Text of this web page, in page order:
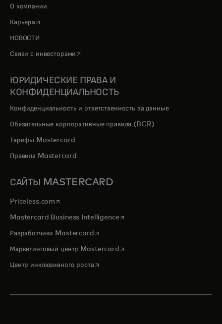
О компании
Карьера opens in a new tab
НОВОСТИ
Связи с инвесторами opens in a new tab
ЮРИДИЧЕСКИЕ ПРАВА И
КОНФИДЕНЦИАЛЬНОСТЬ
Конфиденциальность и ответственность за данные
Обязательные корпоративные правила (BCR)
Тарифы Mastercard
Правила Mastercard
САЙТЫ MASTERCARD
Priceless.com opens in a new tab
Mastercard Business Intelligenceopens in a new tab
Разработчики Mastercardopens in a new tab
Маркетинговый центр Mastercardopens in a new tab
Центр инклюзивного ростаopens in a new tab